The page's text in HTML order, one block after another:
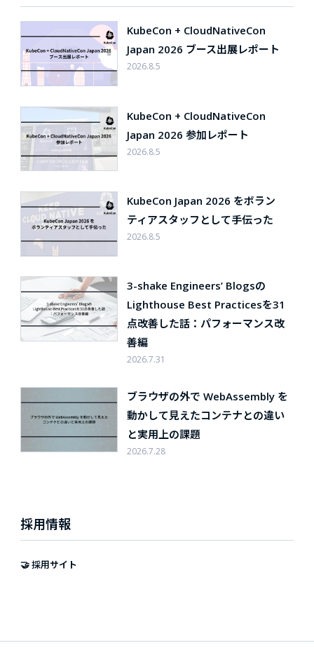
KubeCon + CloudNativeCon
Japan 2026 ブース出展レポート
2026.8.5
KubeCon + CloudNativeCon
Japan 2026 参加レポート
2026.8.5
KubeCon Japan 2026 をボラン
ティアスタッフとして手伝った
2026.8.5
3-shake Engineers’ Blogsの
Lighthouse Best Practicesを31
点改善した話：パフォーマンス改
善編
2026.7.31
ブラウザの外で WebAssembly を
動かして見えたコンテナとの違い
と実用上の課題
2026.7.28
採用情報
🤝 採用サイト